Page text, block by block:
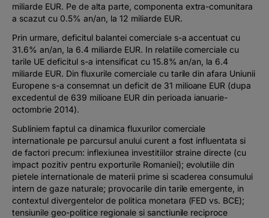
miliarde EUR. Pe de alta parte, componenta extra-comunitara
a scazut cu 0.5% an/an, la 12 miliarde EUR.
Prin urmare, deficitul balantei comerciale s-a accentuat cu
31.6% an/an, la 6.4 miliarde EUR. In relatiile comerciale cu
tarile UE deficitul s-a intensificat cu 15.8% an/an, la 6.4
miliarde EUR. Din fluxurile comerciale cu tarile din afara Uniunii
Europene s-a consemnat un deficit de 31 milioane EUR (dupa
excedentul de 639 milioane EUR din perioada ianuarie-
octombrie 2014).
Subliniem faptul ca dinamica fluxurilor comerciale
internationale pe parcursul anului curent a fost influentata si
de factori precum: inflexiunea investitiilor straine directe (cu
impact pozitiv pentru exporturile Romaniei); evolutiile din
pietele internationale de materii prime si scaderea consumului
intern de gaze naturale; provocarile din tarile emergente, in
contextul divergentelor de politica monetara (FED vs. BCE);
tensiunile geo-politice regionale si sanctiunile reciproce